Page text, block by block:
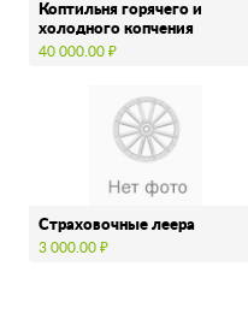
Коптильня горячего и
холодного копчения
40 000.00 ₽
Страховочные леера
3 000.00 ₽